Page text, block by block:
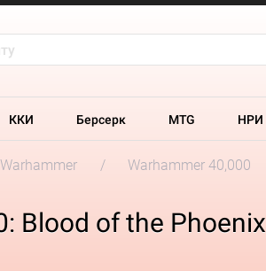
ККИ Берсерк MTG НРИ
Warhammer Warhammer 40,000
Blood of the Phoenix